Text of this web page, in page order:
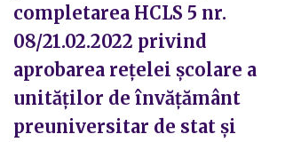
completarea HCLS 5 nr.
08/21.02.2022 privind
aprobarea rețelei școlare a
unităților de învățământ
preuniversitar de stat și